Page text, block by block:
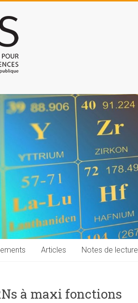
Articles Notes de lecture
à maxi fonctions